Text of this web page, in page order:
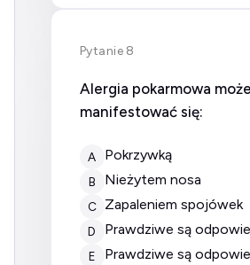
Pytanie 8
Alergia pokarmowa może
manifestować się:
A pokrzywką
B nieżytem nosa
C zapaleniem spojówek
D prawdziwe są
E prawdziwe są